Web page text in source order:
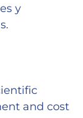
y
and cost